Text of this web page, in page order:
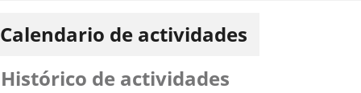
Calendario de actividades
Histórico de actividades